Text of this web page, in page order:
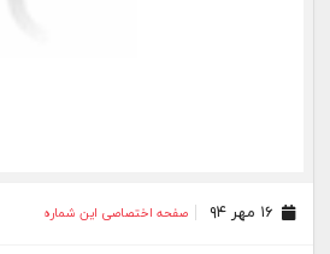
صفحه اختصاصی این شماره